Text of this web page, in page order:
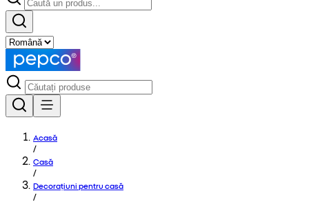
Acasă
/
Casă
/
Decorațiuni pentru casă
/